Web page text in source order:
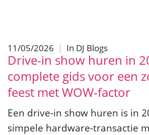
11/05/2026 | In DJ Blogs
Drive-in show huren in
complete gids voor een
feest met WOW-factor
Een drive-in show huren is in
simpele hardware-transactie